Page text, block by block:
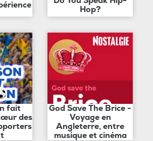
Hop?
fait
des
God Save The Brice -
Voyage en
Angleterre, entre
musique et cinéma